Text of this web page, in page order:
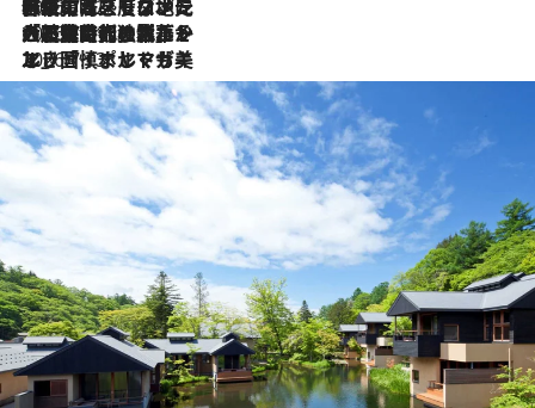
2026.7.22
伝統の味をモダンに昇華。高感度な地元客が集う、リスボンの最旬ガストロノミー
2026.7.21
大航海時代の栄華から、震災、独裁、そして革命へ。ポルトガル・首都リスボンの石畳に刻まれた「歴史の光と影」
2026.7.13
エッセイ・ヤマザキマリ「慎ましくも美しき国 ポルトガル」